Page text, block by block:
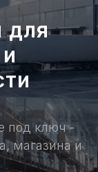
для
под ключ -
магазина и